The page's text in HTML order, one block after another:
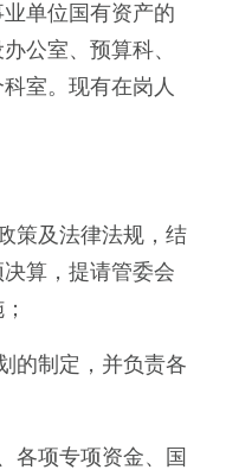
单位国有资产的
公室、预算科、
室。现有在岗人
策及法律法规，结
算，提请管委会
的制定，并负责各
各项专项资金、国